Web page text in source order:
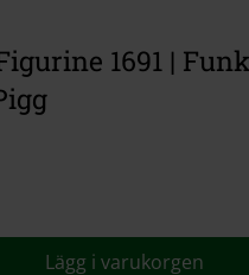
1691 |
Lägg i varukorgen